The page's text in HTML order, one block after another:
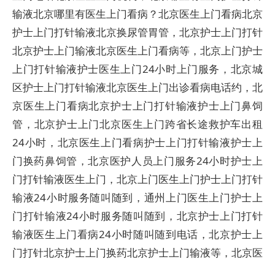
输液北京哪里有医生上门看病？北京医生上门看病北京
护士上门打针输液北京换尿管胃管，北京护士上门打针
北京护士上门输液北京医生上门看病等，北京上门护士
上门打针输液护士医生上门24小时上门服务，北京城
区护士上门打针输液北京医生上门出诊看病电话约，北
京医生上门看病北京护士上门打针输液护士上门鼻饲
管，北京护士上门北京医生上门跨省长途救护车出租
24小时，北京医生上门看病护士上门打针输液护士上
门换药鼻饲管，北京医护人员上门服务24小时护士上
门打针输液医生上门，北京上门医生上门护士上门打针
输液24小时服务随叫随到，通州上门医生上门护士上
门打针输液24小时服务随叫随到，北京护士上门打针
输液医生上门看病24小时随叫随到电话，北京护士上
门打针北京护士上门换药北京护士上门输液等，北京医